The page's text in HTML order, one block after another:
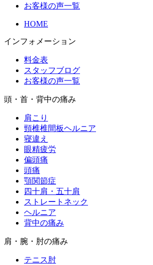
お客様の声一覧
HOME
インフォメーション
料金表
スタッフブログ
お客様の声一覧
頭・首・背中の痛み
肩こり
頸椎椎間板ヘルニア
寝違え
眼精疲労
偏頭痛
頭痛
顎関節症
四十肩・五十肩
ストレートネック
ヘルニア
背中の痛み
肩・腕・肘の痛み
テニス肘